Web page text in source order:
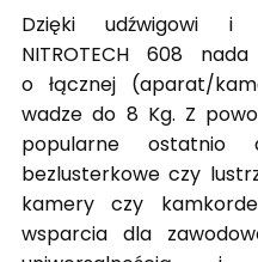
Dzięki udźwigowi i
NITROTECH 608
o łącznej (aparat/
wadze do 8 Kg. Z
popularne ostatnio
bezlusterkowe czy
kamery czy
wsparcia dla